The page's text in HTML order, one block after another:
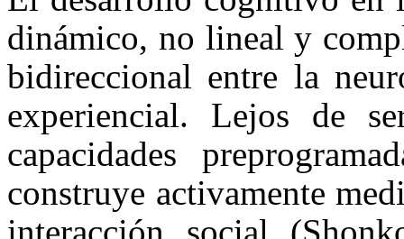
dinámico, no lineal y
bidireccional entre la
experiencial. Lejos de
capacidades
construye activamente